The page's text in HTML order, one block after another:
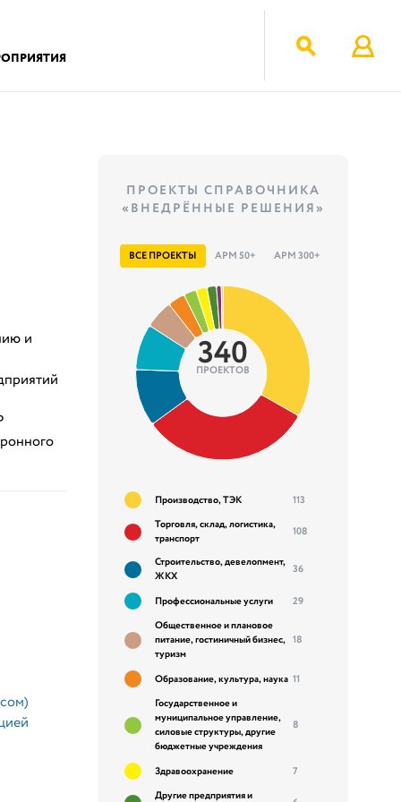
и
ПРОЕКТЫ СПРАВОЧНИКА
«ВНЕДРЁННЫЕ РЕШЕНИЯ»
ВСЕ ПРОЕКТЫ АРМ 50+ АРМ 300+
340
ПРОЕКТОВ
Производство, ТЭК
113
Торговля, склад, логистика,
транспорт
108
Строительство, девелопмент,
ЖКХ
36
Профессиональные услуги
29
Общественное и плановое
питание, гостиничный бизнес,
туризм
18
Образование, культура, наука 11
Государственное и
муниципальное управление,
силовые структуры, другие
бюджетные учреждения
8
Здравоохранение
7
Другие предприятия и